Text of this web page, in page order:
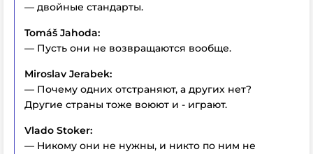
— двойные стандарты.
Tomáš Jahoda:
— Пусть они не возвращаются вообще.
Miroslav Jerabek:
— Почему одних отстраняют, а других нет?
Другие страны тоже воюют и - играют.
Vlado Stoker:
— Никому они не нужны, и никто по ним не